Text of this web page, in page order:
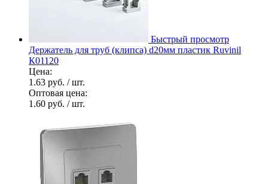
Быстрый просмотр
Держатель для труб (клипса) d20мм пластик Ruvinil
К01120
Цена:
1.63 руб. / шт.
Оптовая цена:
1.60 руб. / шт.